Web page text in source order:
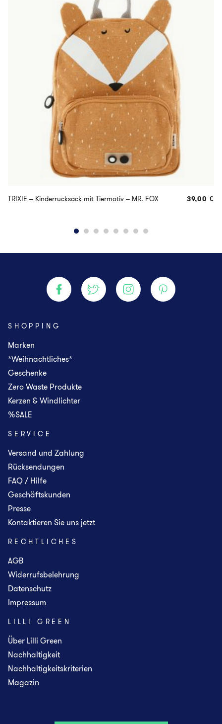
TRIXIE – Kinderrucksack mit Tiermotiv – MR. FOX 39,00 €
SHOPPING
Marken
*Weihnachtliches*
Geschenke
Zero Waste Produkte
Kerzen & Windlichter
%SALE
SERVICE
Versand und Zahlung
Rücksendungen
FAQ / Hilfe
Geschäftskunden
Presse
Kontaktieren Sie uns jetzt
RECHTLICHES
AGB
Widerrufsbelehrung
Datenschutz
Impressum
LILLI GREEN
Über Lilli Green
Nachhaltigkeit
Nachhaltigkeitskriterien
Magazin